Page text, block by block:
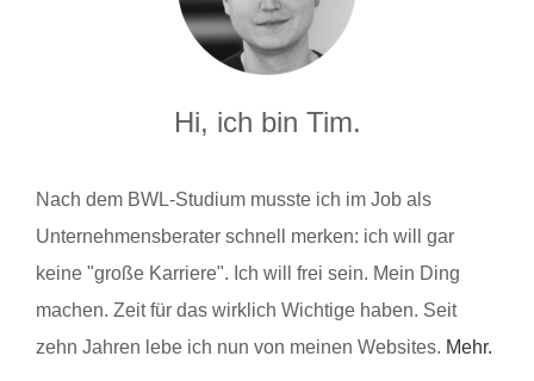
Hi, ich bin Tim.
Nach dem BWL-Studium musste ich im Job als
Unternehmensberater schnell merken: ich will gar
keine "große Karriere". Ich will frei sein. Mein Ding
machen. Zeit für das wirklich Wichtige haben. Seit
zehn Jahren lebe ich nun von meinen Websites. Mehr.